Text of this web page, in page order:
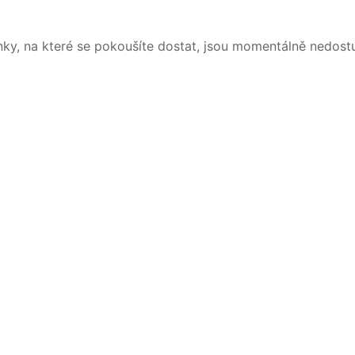
na které se pokoušíte dostat, jsou momentálně